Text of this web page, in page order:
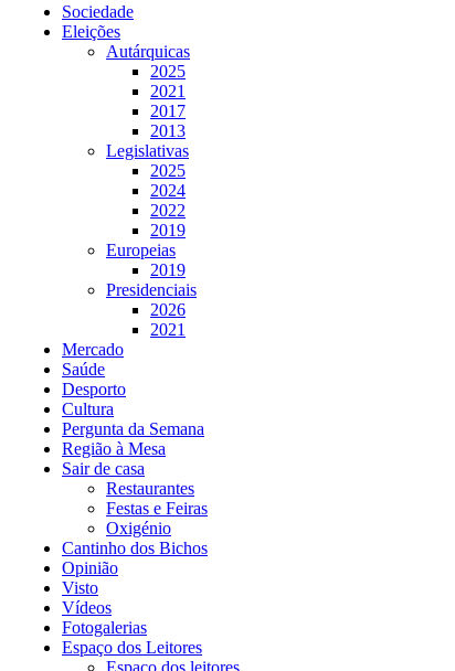
Sociedade
Eleições
Autárquicas
2025
2021
2017
2013
Legislativas
2025
2024
2022
2019
Europeias
2019
Presidenciais
2026
2021
Mercado
Saúde
Desporto
Cultura
Pergunta da Semana
Região à Mesa
Sair de casa
Restaurantes
Festas e Feiras
Oxigénio
Cantinho dos Bichos
Opinião
Visto
Vídeos
Fotogalerias
Espaço dos Leitores
Espaço dos leitores